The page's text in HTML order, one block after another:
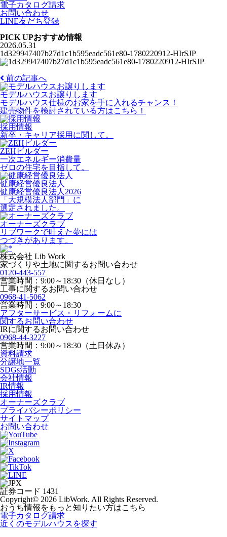
電子カタログ請求
お問い合わせ
LINE友だち登録
PICK UPおすすめ情報
2026.05.31
1d329947407b27d1c1b595eadc561e80-1780220912-HIrSJP
前の記事へ
モデルハウスお譲りします
モデルハウス仕様のお家を手に入れるチャンス！
建売物件を検討されている方はこちら！
採用情報
新卒・キャリア採用に関して。
ZEHビルダー
一次エネルギー消費量
ゼロの住宅を目指して。
健康経営優良法人
健康経営優良法人2026
「大規模法人部門」に
選定されました。
オーナーズクラブ
リブワークで叶えた夢には
つづきがあります。
株式会社 Lib Work
家づくりや土地に関するお問い合わせ
0120-443-557
営業時間：9:00～18:30（休日なし）
工事に関するお問い合わせ
0968-41-5062
営業時間：9:00～18:30
アフターサービス・リフォームに
関するお問い合わせ
IRに関するお問い合わせ
0968-44-3227
営業時間：9:00～18:30（土日休み）
資料請求
分譲地一覧
SDGs活動
会社情報
IR情報
採用情報
オーナーズクラブ
プライバシーポリシー
サイトマップ
お問い合わせ
証券コード 1431
Copyright© 2026 LibWork. All Rights Reserved.
おうち情報をもっと知りたい方はこちら
電子カタログ請求
近くのモデルハウスを探す